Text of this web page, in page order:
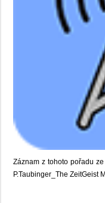
Záznam z tohoto pořadu
P.Taubinger_The ZeitGeist